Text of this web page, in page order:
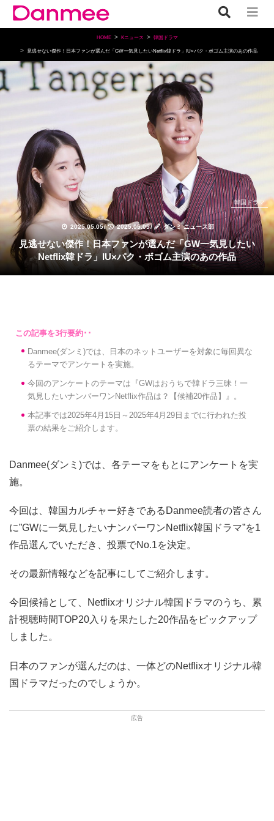
HOME Kニュース 韓国ドラマ
見逃せない傑作！日本ファンが選んだ「GW一気見したいNetflix韓ドラ」IU×パク・ボゴム主演のあの作品
2025.05.05/ 2025.05.05/ ダンミ ニュース部
韓国ドラマ
見逃せない傑作！日本ファンが選んだ「GW一気見したい
Netflix韓ドラ」IU×パク・ボゴム主演のあの作品
Danmee(ダンミ)では、日本のネットユーザーを対象に毎回異な
るテーマでアンケートを実施。
今回のアンケートのテーマは『GWはおうちで韓ドラ三昧！一
気見したいナンバーワンNetflix作品は？【候補20作品】』。
本記事では2025年4月15日～2025年4月29日までに行われた投
票の結果をご紹介します。
Danmee(ダンミ)では、各テーマをもとにアンケートを実
施。
今回は、韓国カルチャー好きであるDanmee読者の皆さん
に”GWに一気見したいナンバーワンNetflix韓国ドラマ”を1
作品選んでいただき、投票でNo.1を決定。
その最新情報などを記事にしてご紹介します。
今回候補として、Netflixオリジナル韓国ドラマのうち、累
計視聴時間TOP20入りを果たした20作品をピックアップ
しました。
日本のファンが選んだのは、一体どのNetflixオリジナル韓
国ドラマだったのでしょうか。